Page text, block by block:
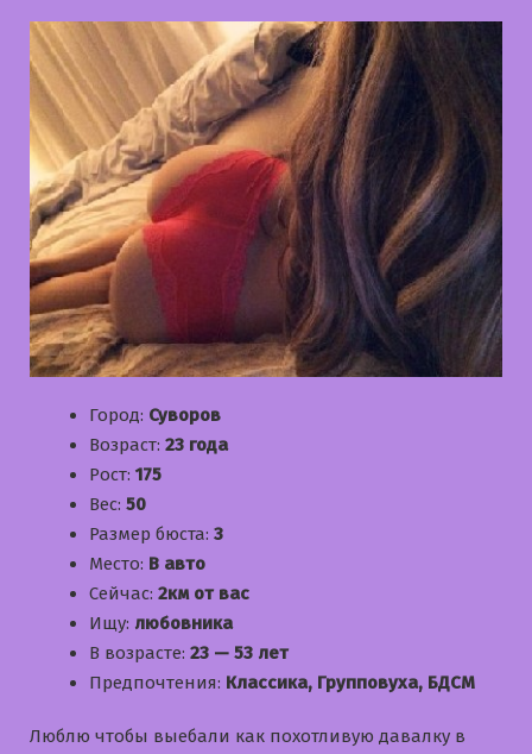
Город: Суворов
Возраст: 23 года
Рост: 175
Вес: 50
Размер бюста: 3
Место: В авто
Сейчас: 2км от вас
Ищу: любовника
В возрасте: 23 — 53 лет
Предпочтения: Классика, Групповуха, БДСМ
Люблю чтобы выебали как похотливую давалку в